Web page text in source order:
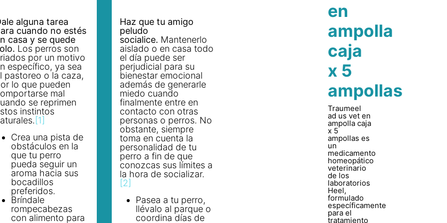
alguna tarea
cuando no estés
casa y se quede
Los perros son
por un motivo
específico, ya sea
pastoreo o la caza,
lo que pueden
mal
se reprimen
instintos
[1]
Crea una pista de
obstáculos en la
que tu perro
pueda seguir un
aroma hacia sus
bocadillos
preferidos.
Bríndale
rompecabezas
con alimento para
Haz que tu amigo
peludo
socialice. Mantenerlo
aislado o en casa todo
el día puede ser
perjudicial para su
bienestar emocional
además de generarle
miedo cuando
finalmente entre en
contacto con otras
personas o perros. No
obstante, siempre
toma en cuenta la
personalidad de tu
perro a fin de que
conozcas sus límites a
la hora de socializar.
[2]
Pasea a tu perro,
llévalo al parque o
coordina días de
en
ampolla
caja
x 5
ampollas
Traumeel
ad us vet en
ampolla caja
x 5
ampollas es
un
medicamento
homeopático
veterinario
de los
laboratorios
Heel,
formulado
específicamente
para el
tratamiento